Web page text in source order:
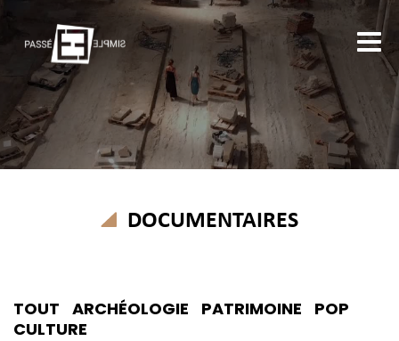
DOCUMENTAIRES
TOUT ARCHÉOLOGIE PATRIMOINE
POP
CULTURE